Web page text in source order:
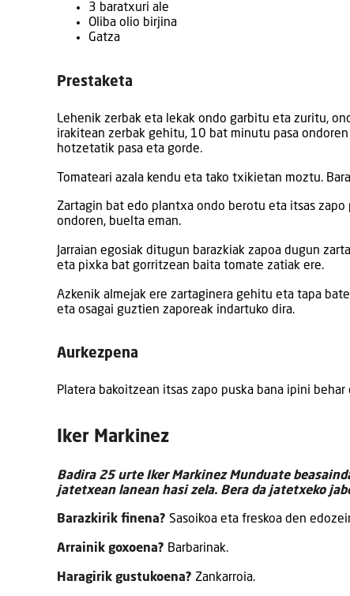
3 baratxuri ale
Oliba olio birjina
Gatza
Prestaketa
Lehenik zerbak eta lekak ondo garbitu eta zuritu,
irakitean zerbak gehitu, 10 bat minutu pasa
hotzetatik pasa eta gorde.
Tomateari azala kendu eta tako txikietan moztu.
Zartagin bat edo plantxa ondo berotu eta itsas
ondoren, buelta eman.
Jarraian egosiak ditugun barazkiak zapoa dugun
eta pixka bat gorritzean baita tomate zatiak ere.
Azkenik almejak ere zartaginera gehitu eta tapa
eta osagai guztien zaporeak indartuko dira.
Aurkezpena
Platera bakoitzean itsas zapo puska bana ipini
Iker Markinez
Badira 25 urte Iker Markinez Munduate
jatetxean lanean hasi zela. Bera da jatetxeko
Barazkirik finena? Sasoikoa eta freskoa den
Arrainik goxoena? Barbarinak.
Haragirik gustukoena? Zankarroia.